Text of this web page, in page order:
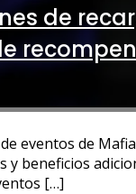
de
eventos de
beneficios
[…]